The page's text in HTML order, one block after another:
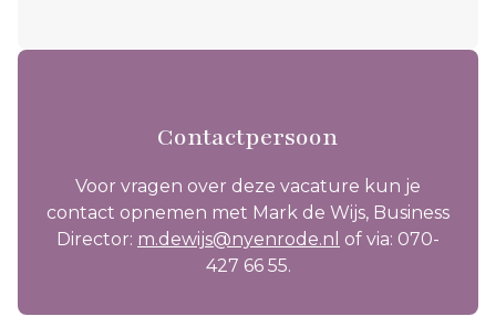
Contactpersoon
Voor vragen over deze vacature kun je
contact opnemen met Mark de Wijs, Business
Director: m.dewijs@nyenrode.nl of via: 070-
427 66 55.​